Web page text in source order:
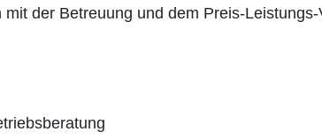
der Betreuung und dem Preis-